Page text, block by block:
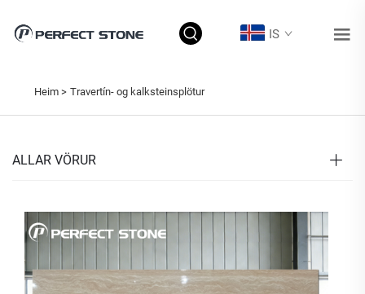
IS
Heim > Travertín- og kalksteinsplötur
ALLAR VÖRUR